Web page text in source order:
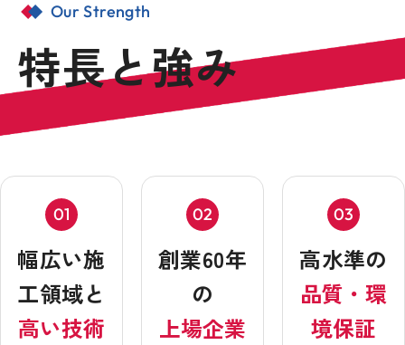
Our Strength
特長と強み
01
幅広い施
工領域と
高い技術
02
創業60年
の
上場企業
03
高水準の
品質・環
境保証